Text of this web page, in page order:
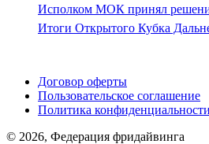
Исполком МОК принял
Итоги Открытого Кубка
Договор оферты
Пользовательское соглашение
Политика конфиденциальности
© 2026, Федерация фридайвинга